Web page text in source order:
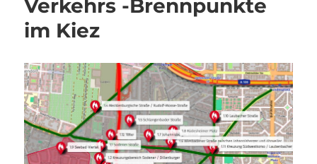
Verkehrs -Brennpunkte
im Kiez